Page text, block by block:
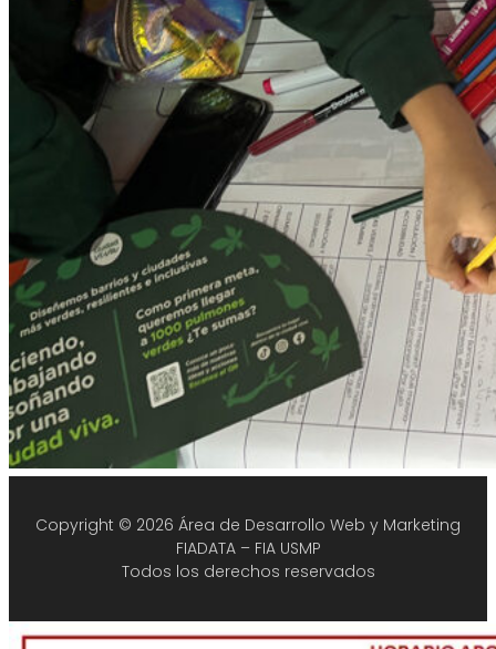
Copyright © 2026 Área de Desarrollo Web y Marketing
FIADATA – FIA USMP
Todos los derechos reservados